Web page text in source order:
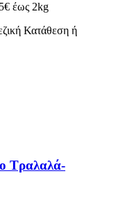
έως 2kg
Κατάθεση ή
Τραλαλά-